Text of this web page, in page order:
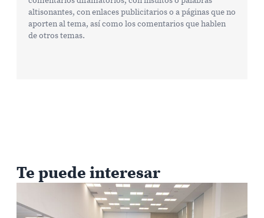
altisonantes, con enlaces publicitarios o a páginas que no
aporten al tema, así como los comentarios que hablen
de otros temas.
Te puede interesar